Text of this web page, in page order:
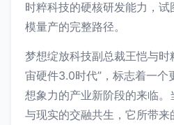
时粹科技的硬核研发能力，
模量产的完整路径。
梦想绽放科技副总裁王恺与时
宙硬件3.0时代”，标志着一个
想象力的产业新阶段的来临
与现实的交融共生，它所带